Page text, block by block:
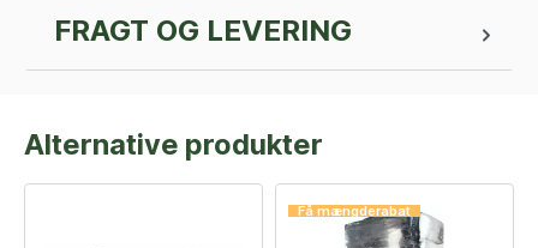
FRAGT OG LEVERING
Alternative produkter
Få mængderabat